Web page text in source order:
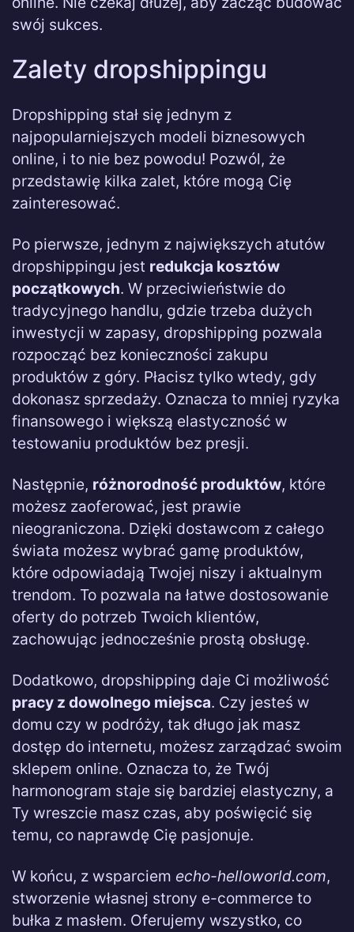
swój sukces.
Zalety dropshippingu
Dropshipping stał się jednym z
najpopularniejszych modeli biznesowych
online, i to nie bez powodu! Pozwól, że
przedstawię kilka zalet, które mogą Cię
zainteresować.
Po pierwsze, jednym z największych atutów
dropshippingu jest redukcja kosztów
początkowych. W przeciwieństwie do
tradycyjnego handlu, gdzie trzeba dużych
inwestycji w zapasy, dropshipping pozwala
rozpocząć bez konieczności zakupu
produktów z góry. Płacisz tylko wtedy, gdy
dokonasz sprzedaży. Oznacza to mniej ryzyka
finansowego i większą elastyczność w
testowaniu produktów bez presji.
Następnie, różnorodność produktów, które
możesz zaoferować, jest prawie
nieograniczona. Dzięki dostawcom z całego
świata możesz wybrać gamę produktów,
które odpowiadają Twojej niszy i aktualnym
trendom. To pozwala na łatwe dostosowanie
oferty do potrzeb Twoich klientów,
zachowując jednocześnie prostą obsługę.
Dodatkowo, dropshipping daje Ci możliwość
pracy z dowolnego miejsca. Czy jesteś w
domu czy w podróży, tak długo jak masz
dostęp do internetu, możesz zarządzać swoim
sklepem online. Oznacza to, że Twój
harmonogram staje się bardziej elastyczny, a
Ty wreszcie masz czas, aby poświęcić się
temu, co naprawdę Cię pasjonuje.
W końcu, z wsparciem echo-helloworld.com,
stworzenie własnej strony e-commerce to
bułka z masłem. Oferujemy wszystko, co